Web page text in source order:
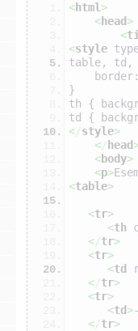
<html >
<head>
<
<style
table, td,
}
th {
td {
</style>
</ head
<body>
<p>
<table>
<tr>
<th
</tr>
<tr>
<td
</tr>
<tr>
<td>
</tr>